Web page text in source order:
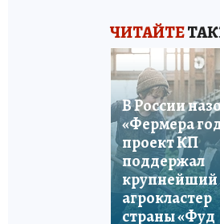
ЧИТАЙТЕ
В России
«Фермера
проект КП
поддержал
крупнейший
агрокластер
страны «Фуд